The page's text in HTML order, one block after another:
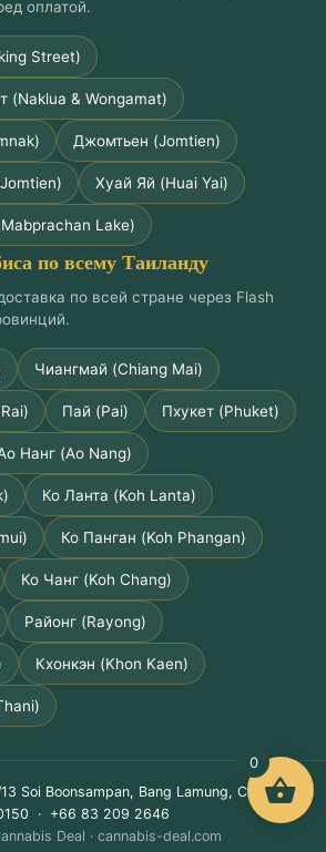
оплатой.
Street)
(Naklua & Wongamat)
Джомтьен (Jomtien)
Хуай Яй (Huai Yai)
Lake)
по всему Таиланду
по всей стране через Flash
Чиангмай (Chiang Mai)
Пай (Pai) Пхукет (Phuket)
Нанг (Ao Nang)
Ко Ланта (Koh Lanta)
Ко Панган (Koh Phangan)
Ко Чанг (Koh Chang)
Районг (Rayong)
Кхонкэн (Khon Kaen)
Soi Boonsampan, Bang Lamung, Chon Buri
· +66 83 209 2646
Deal · cannabis-deal.com
0